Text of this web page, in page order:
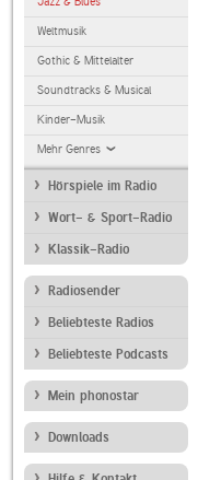
Weltmusik
Gothic & Mittelalter
Soundtracks & Musical
Kinder-Musik
Mehr Genres
Hörspiele im Radio
Wort- & Sport-Radio
Klassik-Radio
Radiosender
Beliebteste Radios
Beliebteste Podcasts
Mein phonostar
Downloads